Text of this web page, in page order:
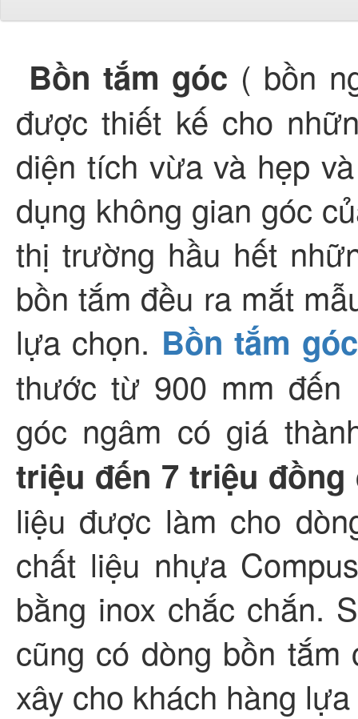
Bồn tắm góc ( bồn
được thiết kế cho
diện tích vừa và hẹp
dụng không gian góc
thị trường hầu hết
bồn tắm đều ra mắt
lựa chọn. Bồn tắm góc
thước từ 900 mm đến
góc ngâm có giá
triệu đến 7 triệu đồng
liệu được làm cho
chất liệu nhựa
bằng inox chắc chắn.
cũng có dòng bồn
xây cho khách hàng